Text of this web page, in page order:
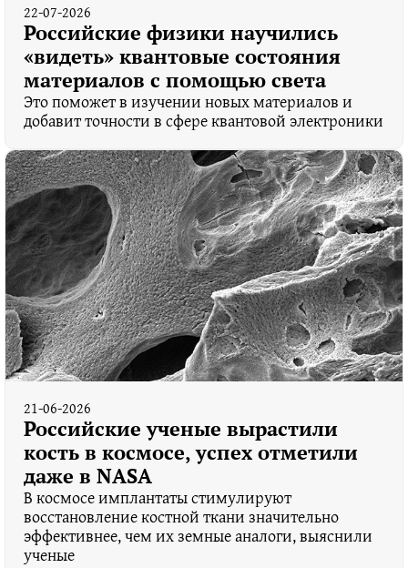
22-07-2026
Российские физики научились
«видеть» квантовые состояния
материалов с помощью света
Это поможет в изучении новых материалов и
добавит точности в сфере квантовой электроники
21-06-2026
Российские ученые вырастили
кость в космосе, успех отметили
даже в NASA
В космосе имплантаты стимулируют
восстановление костной ткани значительно
эффективнее, чем их земные аналоги, выяснили
ученые